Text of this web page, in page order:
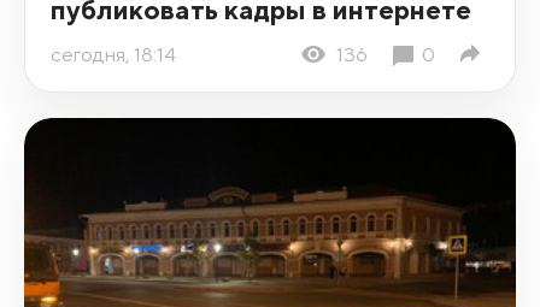
публиковать кадры в интернете
сегодня, 18:14 136 0